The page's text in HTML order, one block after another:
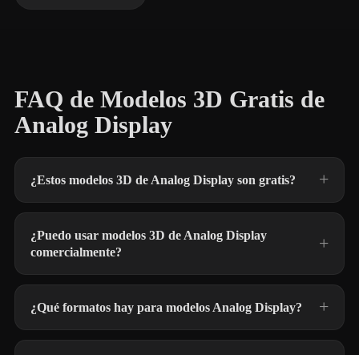
FAQ de Modelos 3D Gratis de
Analog Display
¿Estos modelos 3D de Analog Display son gratis?
¿Puedo usar modelos 3D de Analog Display
comercialmente?
¿Qué formatos hay para modelos Analog Display?